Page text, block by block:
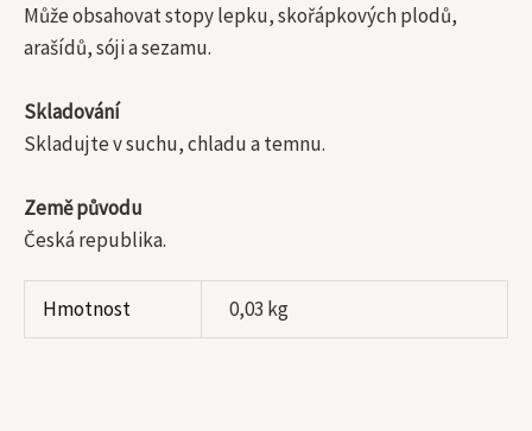
Může obsahovat stopy lepku, skořápkových plodů,
arašídů, sóji a sezamu.
Skladování
Skladujte v suchu, chladu a temnu.
Země původu
Česká republika.
Hmotnost 0,03 kg